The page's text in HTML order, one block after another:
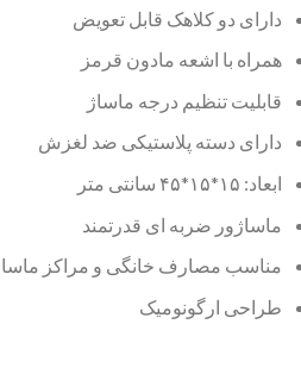
دارای دو کلاهک قابل تعویض
همراه با اشعه مادون قرمز
قابلیت تنظیم درجه ماساژ
دارای دسته پلاستیکی ضد لغزش
ابعاد: ۱۵*۱۵*۴۵ سانتی متر
ماساژور ضربه ای قدرتمند
مناسب مصارف خانگی و مراکز
طراحی ارگونومیک